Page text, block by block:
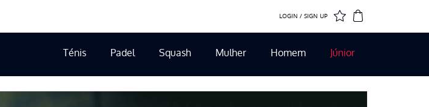
LOGIN / SIGN UP
Ténis Padel Squash Mulher Homem Júnior